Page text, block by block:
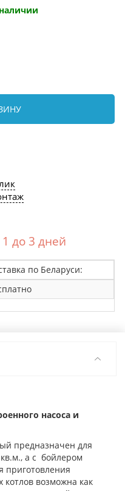
1 до 3 дней
по Беларуси:
насоса и
предназначен для
а с бойлером
приготовления
котлов возможна как